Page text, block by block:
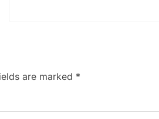
are marked *